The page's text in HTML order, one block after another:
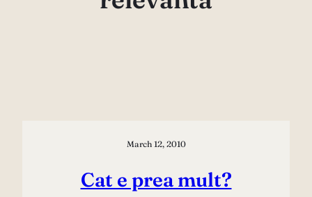
March 12, 2010
Cat e prea mult?